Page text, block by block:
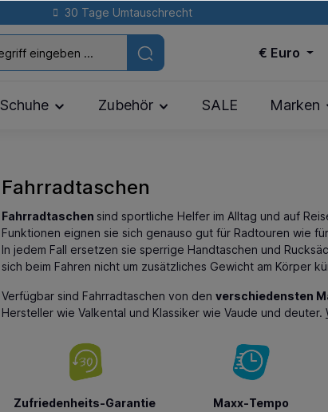
30 Tage Umtauschrecht
€ Euro
Schuhe Zubehör SALE Marken
Fahrradtaschen
Fahrradtaschen sind sportliche Helfer im Alltag und auf
Funktionen eignen sie sich genauso gut für Radtouren wie
In jedem Fall ersetzen sie sperrige Handtaschen und
sich beim Fahren nicht um zusätzliches Gewicht am Körper
Verfügbar sind Fahrradtaschen von den verschiedensten
Hersteller wie Valkental und Klassiker wie Vaude und deuter.
Zufriedenheits-Garantie
Maxx-Tempo